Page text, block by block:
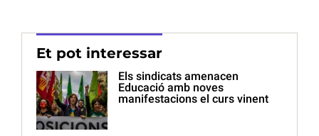
Et pot interessar
Els sindicats amenacen
Educació amb noves
manifestacions el curs vinent